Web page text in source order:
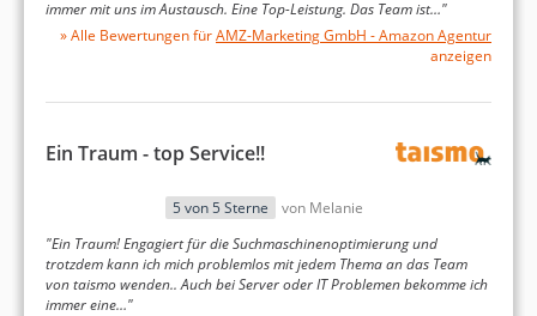
Digitales Marketing
Suchmaschinenoptimierung
Steigerung des Umsatzes um 54%
immer mit uns im Austausch. Eine Top-Leistung. Das Team ist…"
» Alle Bewertungen fürAMZ-Marketing GmbH - Amazon Agentur
anzeigen
Ein Traum - top Service!!
5 von 5 Sterne
von Melanie
"Ein Traum! Engagiert für die Suchmaschinenoptimierung und
trotzdem kann ich mich problemlos mit jedem Thema an das Team
von taismo wenden.. Auch bei Server oder IT Problemen bekomme ich
immer eine…"